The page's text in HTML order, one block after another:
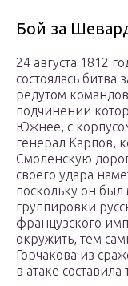
Бой за
24 августа 1812
состоялась
редутом
подчинении
Южнее, с
генерал Карпов,
Смоленскую
своего удара
поскольку он был
группировки
французского
окружить, тем
Горчакова из
в атаке